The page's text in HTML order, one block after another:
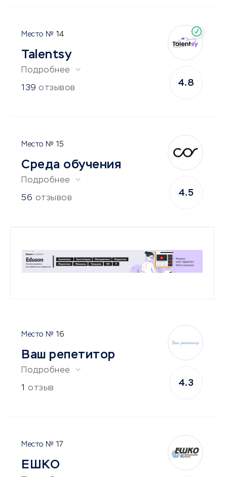
14
Talentsy
Подробнее
139 отзывов
4.8
15
Среда обучения
Подробнее
56 отзывов
4.5
16
Ваш репетитор
Подробнее
1 отзыв
4.3
17
ЕШКО